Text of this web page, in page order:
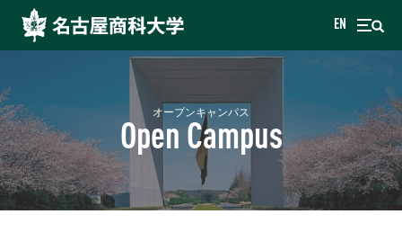
EN
オープンキャンパス
Open Campus